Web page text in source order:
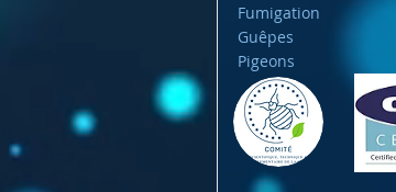
Fumigation
Guêpes
Pigeons